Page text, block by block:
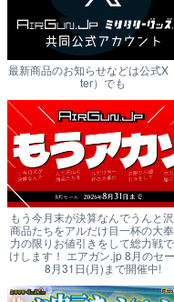
最新商品のお知らせなどは公式X
ter）でも
もう今月末が決算なんでうんと
商品たちをアルだけ目一杯の大奉
力の限りお値引きをして総力戦
けします！ エアガン.jp 8月のセー
8月31日(月)まで開催中!